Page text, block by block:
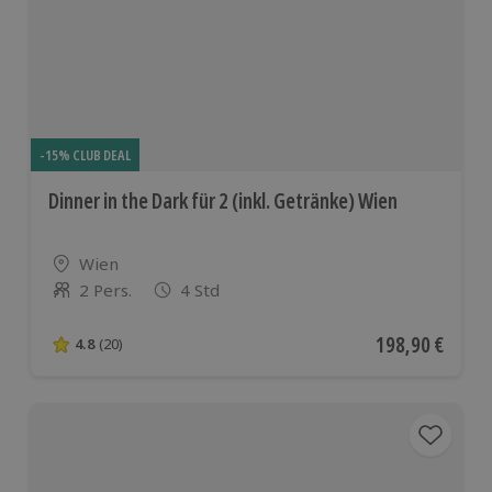
-15% CLUB DEAL
Dinner in the Dark für 2 (inkl. Getränke) Wien
Standort
Wien
Anzahl der Teilnehmer
2 Pers. 4 Std
4.8 von 5 Sternen basierend auf 20 Bewertungen
4.8 (20) Aktueller Preis
198,90 €